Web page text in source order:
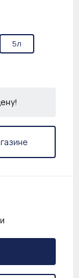
5л